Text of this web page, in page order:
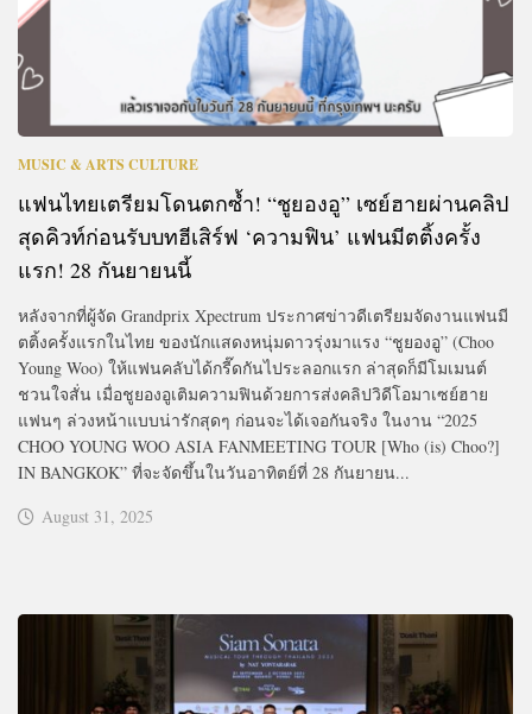
MUSIC & ARTS CULTURE
แฟนไทยเตรียมโดนตกซ้ำ! “ชูยองอู” เซย์ฮายผ่านคลิป
สุดคิวท์ก่อนรับบทฮีเสิร์ฟ ‘ความฟิน’ แฟนมีตติ้งครั้ง
แรก! 28 กันยายนนี้
หลังจากที่ผู้จัด Grandprix Xpectrum ประกาศข่าวดีเตรียมจัดงานแฟนมี
ตติ้งครั้งแรกในไทย ของนักแสดงหนุ่มดาวรุ่งมาแรง “ชูยองอู” (Choo
Young Woo) ให้แฟนคลับได้กรี๊ดกันไประลอกแรก ล่าสุดก็มีโมเมนต์
ชวนใจสั่น เมื่อชูยองอูเติมความฟินด้วยการส่งคลิปวิดีโอมาเซย์ฮาย
แฟนๆ ล่วงหน้าแบบน่ารักสุดๆ ก่อนจะได้เจอกันจริง ในงาน “2025
CHOO YOUNG WOO ASIA FANMEETING TOUR [Who (is) Choo?]
IN BANGKOK” ที่จะจัดขึ้นในวันอาทิตย์ที่ 28 กันยายน...
August 31, 2025